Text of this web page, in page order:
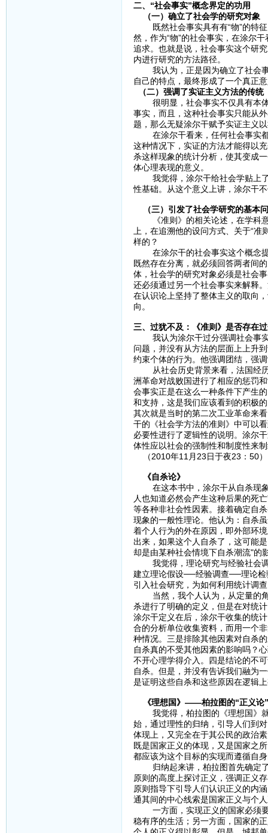
二、“社会事实”概念界定的功用
（一）确立了社会学的研究对象
既然社会事实具有有“物”的特征
然，作为“物”的社会事实，在涂尔
追求。也就是说，社会事实这个研
内进行研究的方法路径。
我认为，正是因为确立了社会事
自己的特点，最终形成了一个真正
（二）强调了实证主义方法的传统
很明显，社会事实不仅具有本体
事实，而且，这种社会事实只能从
题，那么无疑涂尔干赋予实证主义
在涂尔干看来，任何社会事实都
这种情况下，实证的方法才能得以
杀这样现象的统计分析，使其变成
体心理表现的意义。
我觉得，涂尔干给社会学贴上了“
性基础。从这个意义上讲，涂尔干
（三）引发了社会学研究的基本
《准则》的相关论述，在学科意
上，在追溯他的设问方式、关于“准
样的？
在涂尔干的社会事实这个概念提
既然存在分离，就必须回答两者间
体，社会学的研究对象必须是社会
还必须通过另一个社会事实来解释
在认识论上坚持了整体主义的取向
向。
三、过犹不及：《准则》是否存在
我认为涂尔干过分强调社会事实
问题，并没有从方法的层面上上升
约束个体的行为。他强调团结，强
从社会历史背景来看，法国经历
洲革命对战败国进行了相应的惩罚
会事实正是在这么一种条件下产生
和支持，这是我们应该看到的积极
其次就是当时的第二次工业革命来
干的《社会学方法的准则》中可以
必要性进行了逻辑性的说明。涂尔
体性应以社会的强制性和制度性来
（2010年11月23日于夜23：50）
《自杀论》
在这本书中，涂尔干从自杀现象
人也知道必然会产生这种后果的死
等各种非社会性因素。接着确定自
现象的一般性理论。他认为：自杀
着个人行为的外在原因，即外部环
出来，如果这个人自杀了，这可能
却是由某种社会情境下自杀潮流"
我觉得，理论研究与经验社会调
建立理论假设──经验调查──理论检
引入社会研究，为如何利用统计调
当然，我个人认为，从定量的角
杀进行了明确的定义，但是在对统
涂尔干定义在后，涂尔干收集的统
合的分析单位收集资料，而用一个
种情况。三是排除其他因素对自杀
自杀真的不受其他因素的影响吗？
不开心理学得介入。四是结论的不
自杀。但是，并没有告诉我们融为
是证明这些自杀和这些原因在逻辑
《理想国》——柏拉图的“正义论”
我觉得，柏拉图的《理想国》就
始，通过理性的归纳，引导人们到
体现上，又完全在于其公民的政治
既是国家正义的体现，又是国家之
都应该为这个目标的实现而遵循自
归纳起来讲，柏拉图首先确定了
原则的高度上探讨正义，强调正义
原则指导下引导人们认识正义的内
通其间的中心线索是国家正义与个
一方面，实现正义的国家必须要
稳有序的生活；另一方面，国家的